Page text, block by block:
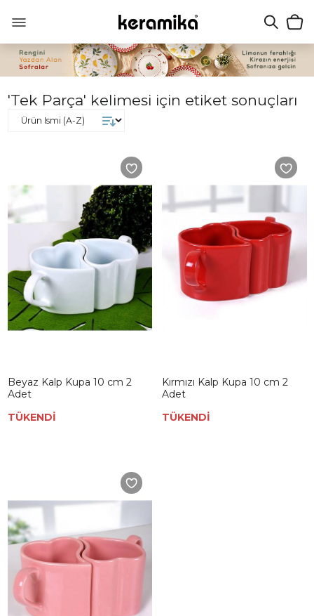
'Tek Parça' kelimesi için etiket sonuçları
Beyaz Kalp Kupa 10 cm 2
Adet
TÜKENDİ
Kırmızı Kalp Kupa 10 cm 2
Adet
TÜKENDİ